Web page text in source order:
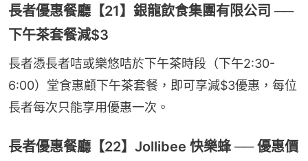
長者優惠餐廳【21】銀龍飲食集團有限公司 ──
下午茶套餐減$3
長者憑長者咭或樂悠咭於下午茶時段（下午2:30-
6:00）堂食惠顧下午茶套餐，即可享減$3優惠，每位
長者每次只能享用優惠一次。
長者優惠餐廳【22】Jollibee 快樂蜂 ── 優惠價